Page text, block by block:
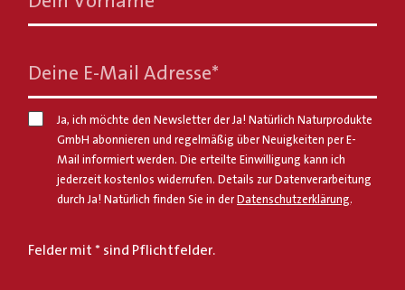
Deine E-Mail Adresse*
Ja, ich möchte den Newsletter der Ja! Natürlich Naturprodukte
GmbH abonnieren und regelmäßig über Neuigkeiten per E-
Mail informiert werden. Die erteilte Einwilligung kann ich
jederzeit kostenlos widerrufen. Details zur Datenverarbeitung
durch Ja! Natürlich finden Sie in derDatenschutzerklärung.
Felder mit * sind Pflichtfelder.